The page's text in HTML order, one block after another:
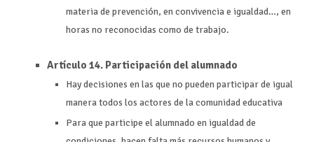
materia de prevención, en convivencia e igualdad…, en
horas no reconocidas como de trabajo.
Artículo 14. Participación del alumnado
Hay decisiones en las que no pueden participar de igual
manera todos los actores de la comunidad educativa
Para que participe el alumnado en igualdad de